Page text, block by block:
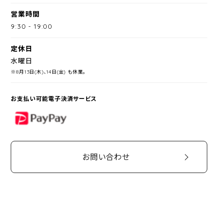
営業時間
9:30 -19:00
定休日
水曜日
※8月13日(木)、14日(金) も休業。
お支払い可能電子決済サービス
PayPay
お問い合わせ